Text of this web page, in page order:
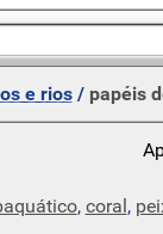
e rios/ papéis
, coral,